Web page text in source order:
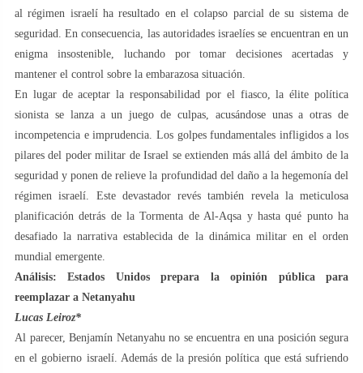
al régimen israelí ha resultado en el colapso parcial de su sistema de
seguridad. En consecuencia, las autoridades israelíes se encuentran en un
enigma insostenible, luchando por tomar decisiones acertadas y
mantener el control sobre la embarazosa situación.
En lugar de aceptar la responsabilidad por el fiasco, la élite política
sionista se lanza a un juego de culpas, acusándose unas a otras de
incompetencia e imprudencia. Los golpes fundamentales infligidos a los
pilares del poder militar de Israel se extienden más allá del ámbito de la
seguridad y ponen de relieve la profundidad del daño a la hegemonía del
régimen israelí. Este devastador revés también revela la meticulosa
planificación detrás de la Tormenta de Al-Aqsa y hasta qué punto ha
desafiado la narrativa establecida de la dinámica militar en el orden
mundial emergente.
Análisis: Estados Unidos prepara la opinión pública para
reemplazar a Netanyahu
Lucas Leiroz*
Al parecer, Benjamín Netanyahu no se encuentra en una posición segura
en el gobierno israelí. Además de la presión política que está sufriendo